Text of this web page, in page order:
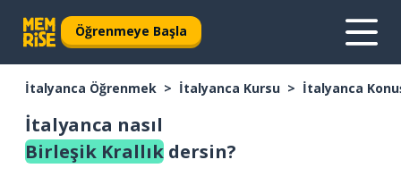
Öğrenmeye Başla
İtalyanca Öğrenmek İtalyanca Kursu İtalyanca
İtalyanca nasıl
Birleşik Krallık dersin?